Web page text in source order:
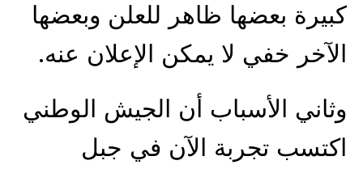
كبيرة بعضها ظاهر للعلن وبعضها
الآخر خفي لا يمكن الإعلان عنه.
وثاني الأسباب أن الجيش الوطني
اكتسب تجربة الآن في جبل